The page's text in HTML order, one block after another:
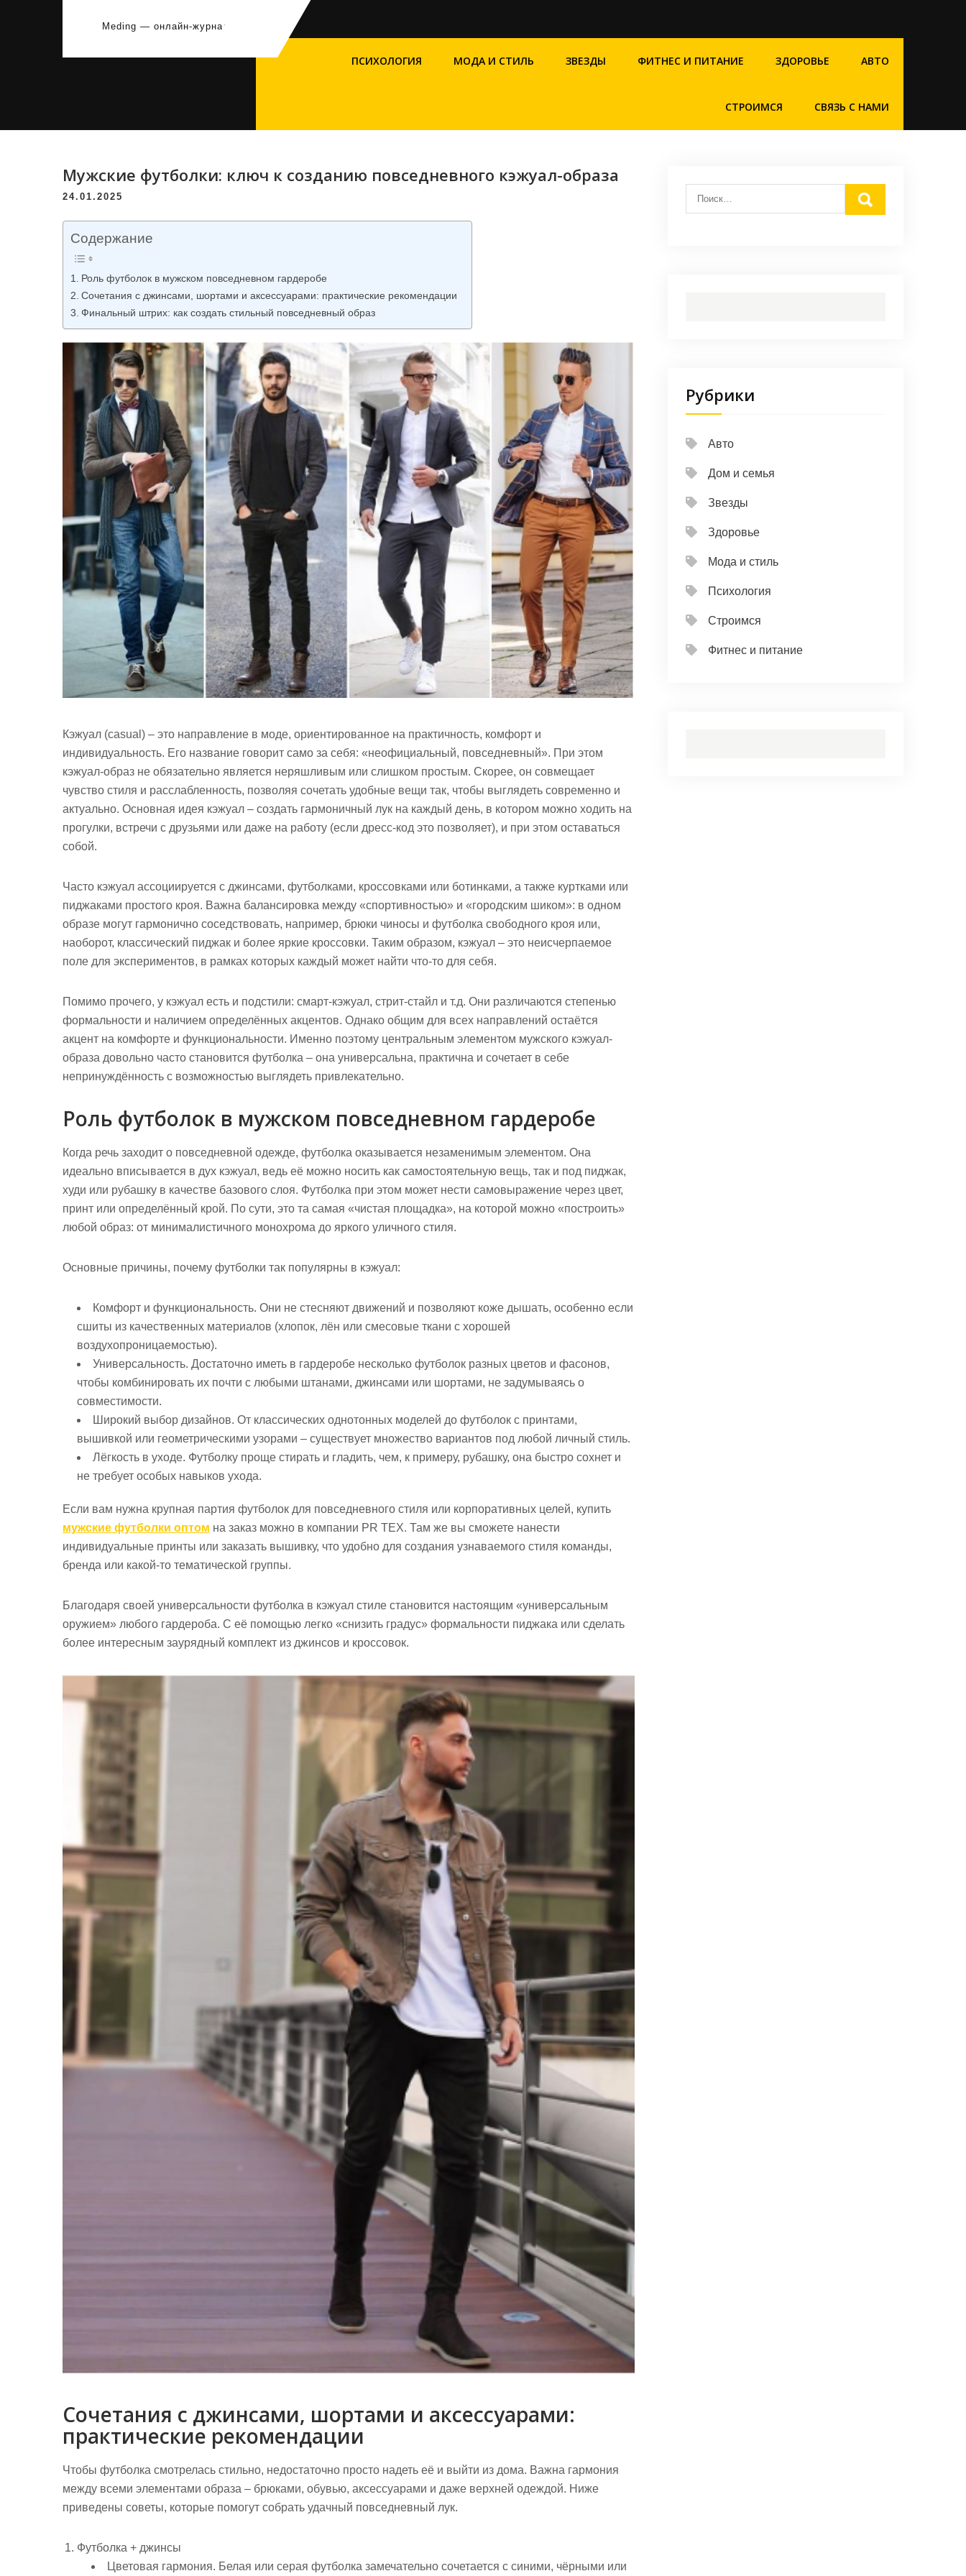
Meding — онлайн-журнал
ПСИХОЛОГИЯ МОДА И СТИЛЬ ЗВЕЗДЫ ФИТНЕС И ПИТАНИЕ ЗДОРОВЬЕ АВТО
СТРОИМСЯ СВЯЗЬ С НАМИ
Мужские футболки: ключ к созданию повседневного кэжуал-образа
24.01.2025
Содержание
Роль футболок в мужском повседневном гардеробе
Сочетания с джинсами, шортами и аксессуарами: практические рекомендации
Финальный штрих: как создать стильный повседневный образ
Кэжуал (casual) – это направление в моде, ориентированное на практичность, комфорт и
индивидуальность. Его название говорит само за себя: «неофициальный, повседневный». При этом
кэжуал-образ не обязательно является неряшливым или слишком простым. Скорее, он совмещает
чувство стиля и расслабленность, позволяя сочетать удобные вещи так, чтобы выглядеть современно и
актуально. Основная идея кэжуал – создать гармоничный лук на каждый день, в котором можно ходить на
прогулки, встречи с друзьями или даже на работу (если дресс-код это позволяет), и при этом оставаться
собой.
Часто кэжуал ассоциируется с джинсами, футболками, кроссовками или ботинками, а также куртками или
пиджаками простого кроя. Важна балансировка между «спортивностью» и «городским шиком»: в одном
образе могут гармонично соседствовать, например, брюки чиносы и футболка свободного кроя или,
наоборот, классический пиджак и более яркие кроссовки. Таким образом, кэжуал – это неисчерпаемое
поле для экспериментов, в рамках которых каждый может найти что-то для себя.
Помимо прочего, у кэжуал есть и подстили: смарт-кэжуал, стрит-стайл и т.д. Они различаются степенью
формальности и наличием определённых акцентов. Однако общим для всех направлений остаётся
акцент на комфорте и функциональности. Именно поэтому центральным элементом мужского кэжуал-
образа довольно часто становится футболка – она универсальна, практична и сочетает в себе
непринуждённость с возможностью выглядеть привлекательно.
Роль футболок в мужском повседневном гардеробе
Когда речь заходит о повседневной одежде, футболка оказывается незаменимым элементом. Она
идеально вписывается в дух кэжуал, ведь её можно носить как самостоятельную вещь, так и под пиджак,
худи или рубашку в качестве базового слоя. Футболка при этом может нести самовыражение через цвет,
принт или определённый крой. По сути, это та самая «чистая площадка», на которой можно «построить»
любой образ: от минималистичного монохрома до яркого уличного стиля.
Основные причины, почему футболки так популярны в кэжуал:
Комфорт и функциональность. Они не стесняют движений и позволяют коже дышать, особенно если
сшиты из качественных материалов (хлопок, лён или смесовые ткани с хорошей
воздухопроницаемостью).
Универсальность. Достаточно иметь в гардеробе несколько футболок разных цветов и фасонов,
чтобы комбинировать их почти с любыми штанами, джинсами или шортами, не задумываясь о
совместимости.
Широкий выбор дизайнов. От классических однотонных моделей до футболок с принтами,
вышивкой или геометрическими узорами – существует множество вариантов под любой личный стиль.
Лёгкость в уходе. Футболку проще стирать и гладить, чем, к примеру, рубашку, она быстро сохнет и
не требует особых навыков ухода.
Если вам нужна крупная партия футболок для повседневного стиля или корпоративных целей, купить
мужские футболки оптом на заказ можно в компании PR TEX. Там же вы сможете нанести
индивидуальные принты или заказать вышивку, что удобно для создания узнаваемого стиля команды,
бренда или какой-то тематической группы.
Благодаря своей универсальности футболка в кэжуал стиле становится настоящим «универсальным
оружием» любого гардероба. С её помощью легко «снизить градус» формальности пиджака или сделать
более интересным заурядный комплект из джинсов и кроссовок.
Сочетания с джинсами, шортами и аксессуарами:
практические рекомендации
Чтобы футболка смотрелась стильно, недостаточно просто надеть её и выйти из дома. Важна гармония
между всеми элементами образа – брюками, обувью, аксессуарами и даже верхней одеждой. Ниже
приведены советы, которые помогут собрать удачный повседневный лук.
Футболка + джинсы
Цветовая гармония. Белая или серая футболка замечательно сочетается с синими, чёрными или
Рубрики
Авто
Дом и семья
Звезды
Здоровье
Мода и стиль
Психология
Строимся
Фитнес и питание